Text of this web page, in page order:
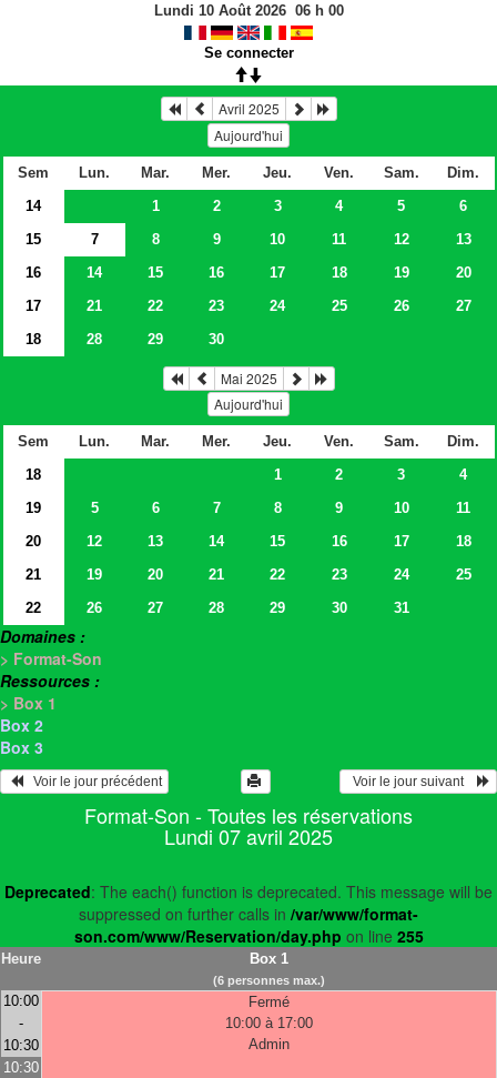
Lundi 10 Août 2026 06h 00
Se connecter
Avril 2025
Aujourd'hui
Sem Lun. Mar. Mer. Jeu. Ven. Sam.
Dim.
14
1 2 3 4 5
6
15
7 8 9 10 11 12
13
16
14 15 16 17 18 19
20
17
21 22 23 24 25 26
27
18
28 29 30
Mai 2025
Aujourd'hui
Sem Lun. Mar. Mer. Jeu. Ven. Sam.
Dim.
18
1 2 3
4
19
5 6 7 8 9 10
11
20
12 13 14 15 16 17
18
21
19 20 21 22 23 24
25
22
26 27 28 29 30 31
Domaines :
> Format-Son
Ressources :
> Box 1
Box 2
Box 3
   Voir le jour précédent
  Voir le jour suivant
Format-Son - Toutes les réservations
Lundi 07 avril 2025
Deprecated: The each() function is deprecated. This message will be
suppressed on further calls in /var/www/format-
son.com/www/Reservation/day.php on line 255
Heure Box 1
(6 personnes max.)
10:00
-
10:30
Fermé
10:00 à 17:00
Admin
10:30